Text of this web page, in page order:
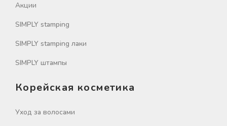
Акции
SIMPLY stamping
SIMPLY stamping лаки
SIMPLY штампы
Корейская косметика
Уход за волосами